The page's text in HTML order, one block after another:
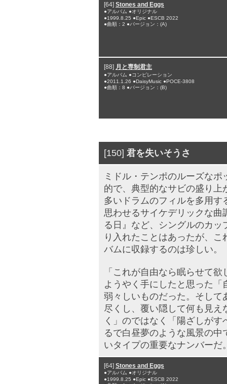
[64] Stones and Eggs
●アルバム ●オリジナル
●1999.8.25 ●Epic ●ESCB 2022
●曲順：2 ●バージョン：(A)
[88] 月と専制君主
●アルバム ●コンピレーション
●2011.1.26 ●DaisyMusic ●POCE-3808
●曲順：8 ●バージョン：(B)
[150] 君を失いそうさ
ミドル・テンポのルーズな
的で、典型的なサビの盛り
多いドラムのフィルを多用
思わせるサイケデリックな曲
る日』など、シングルのカ
り入れたことはあったが、
バムに収録するのは珍しい。
「これが自由なら眠らせて
ようやく手にしたと思った
弱々しいものだった。そして
尽くし、覆い隠して何も見
く」のではなく「陽ざしが
るで白昼夢のような風景の
いタイプの重要なナンバーだ
[64] Stones and Eggs
●アルバム ●オリジナル
●1999.8.25 ●Epic ●ESCB 2022